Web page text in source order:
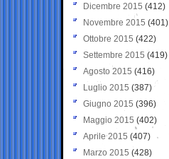
Dicembre 2015 (412)
Novembre 2015 (401)
Ottobre 2015 (422)
Settembre 2015 (419)
Agosto 2015 (416)
Luglio 2015 (387)
Giugno 2015 (396)
Maggio 2015 (402)
Aprile 2015 (407)
Marzo 2015 (428)